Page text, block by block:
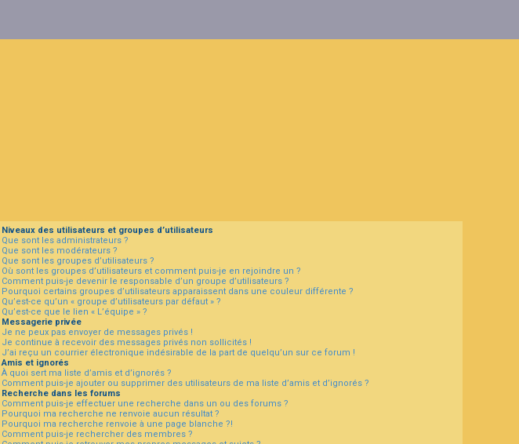
Niveaux des utilisateurs et groupes d’utilisateurs
Que sont les administrateurs ?
Que sont les modérateurs ?
Que sont les groupes d’utilisateurs ?
Où sont les groupes d’utilisateurs et comment puis-je en rejoindre un ?
Comment puis-je devenir le responsable d’un groupe d’utilisateurs ?
Pourquoi certains groupes d’utilisateurs apparaissent dans une couleur différente ?
Qu’est-ce qu’un « groupe d’utilisateurs par défaut » ?
Qu’est-ce que le lien « L’équipe » ?
Messagerie privée
Je ne peux pas envoyer de messages privés !
Je continue à recevoir des messages privés non sollicités !
J’ai reçu un courrier électronique indésirable de la part de quelqu’un sur ce forum !
Amis et ignorés
À quoi sert ma liste d’amis et d’ignorés ?
Comment puis-je ajouter ou supprimer des utilisateurs de ma liste d’amis et d’ignorés ?
Recherche dans les forums
Comment puis-je effectuer une recherche dans un ou des forums ?
Pourquoi ma recherche ne renvoie aucun résultat ?
Pourquoi ma recherche renvoie à une page blanche ?!
Comment puis-je rechercher des membres ?